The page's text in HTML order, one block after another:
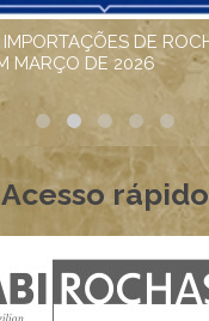
Acesso rápido